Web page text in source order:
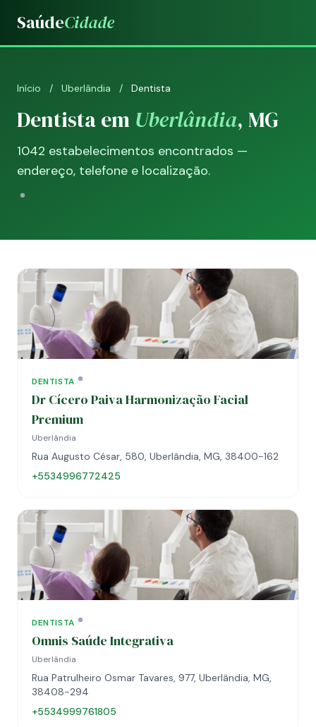
SaúdeCidade
Início / Uberlândia / Dentista
Dentista em Uberlândia, MG
1042 estabelecimentos encontrados —
endereço, telefone e localização.
DENTISTA
Dr Cícero Paiva Harmonização Facial
Premium
Uberlândia
Rua Augusto César, 580, Uberlândia, MG, 38400-162
+5534996772425
DENTISTA
Omnis Saúde Integrativa
Uberlândia
Rua Patrulheiro Osmar Tavares, 977, Uberlândia, MG,
38408-294
+5534999761805